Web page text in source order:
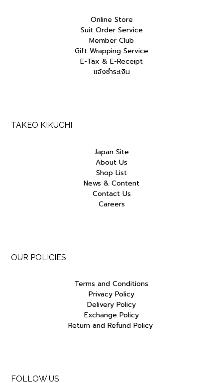
Online Store
Suit Order Service
Member Club
Gift Wrapping Service
E-Tax & E-Receipt
แจ้งชำระเงิน
TAKEO KIKUCHI
Japan Site
About Us
Shop List
News & Content
Contact Us
Careers
OUR POLICIES
Terms and Conditions
Privacy Policy
Delivery Policy
Exchange Policy
Return and Refund Policy
FOLLOW US